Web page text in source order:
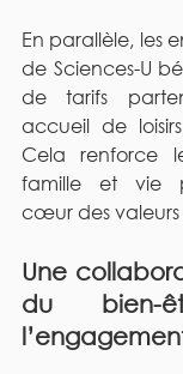
En parallèle, les
de Sciences-U
de tarifs
accueil de
Cela renforce
famille et vie
cœur des valeurs
Une
du